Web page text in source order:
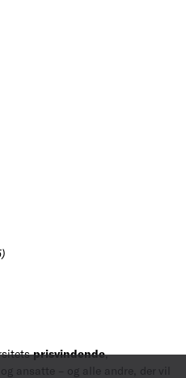
prisvindende,
ansatte – og alle andre, der vil